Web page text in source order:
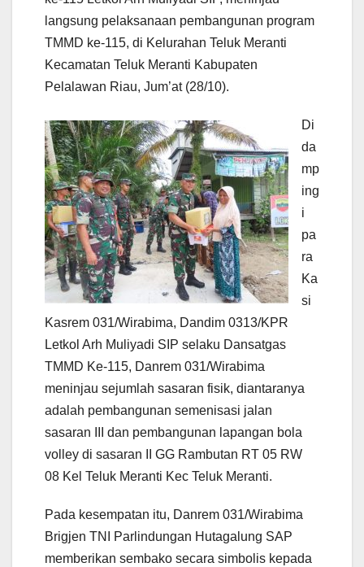
langsung pelaksanaan pembangunan program
TMMD ke-115, di Kelurahan Teluk Meranti
Kecamatan Teluk Meranti Kabupaten
Pelalawan Riau, Jum’at (28/10).
Di
da
mp
ing
i
pa
ra
Ka
si
Kasrem 031/Wirabima, Dandim 0313/KPR
Letkol Arh Muliyadi SIP selaku Dansatgas
TMMD Ke-115, Danrem 031/Wirabima
meninjau sejumlah sasaran fisik, diantaranya
adalah pembangunan semenisasi jalan
sasaran III dan pembangunan lapangan bola
volley di sasaran II GG Rambutan RT 05 RW
08 Kel Teluk Meranti Kec Teluk Meranti.
Pada kesempatan itu, Danrem 031/Wirabima
Brigjen TNI Parlindungan Hutagalung SAP
memberikan sembako secara simbolis kepada